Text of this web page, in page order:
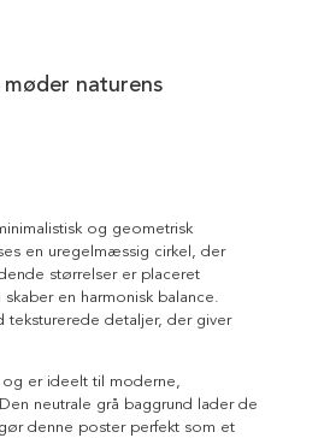
naturens
og geometrisk
en uregelmæssig cirkel, der
størrelser er placeret
en harmonisk balance.
teksturerede detaljer, der giver
er ideelt til moderne,
neutrale grå baggrund lader de
denne poster perfekt som et